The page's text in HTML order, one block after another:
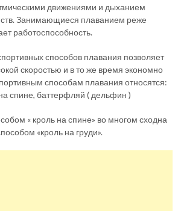
движениями и дыханием
Занимающиеся плаванием реже
работоспособность.
способов плавания позволяет
скоростью и в то же время экономно
способам плавания относятся:
спине, баттерфляй ( дельфин )
« кроль на спине» во многом сходна
«кроль на груди».